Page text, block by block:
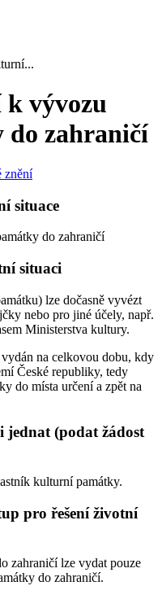
k vývozu
zahraničí
znění
situace
do zahraničí
situaci
lze dočasně vyvézt
nebo pro jiné účely, např.
Ministerstva kultury.
na celkovou dobu, kdy
České republiky, tedy
do místa určení a zpět na
jednat (podat žádost
kulturní památky.
pro řešení životní
zahraničí lze vydat pouze
do zahraničí.